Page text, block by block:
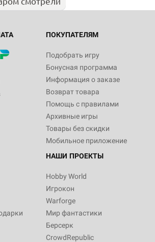
ПОКУПАТЕЛЯМ
Подобрать игру
Бонусная программа
Информация о заказе
Возврат товара
Помощь с правилами
Архивные игры
Товары без скидки
Мобильное приложение
НАШИ ПРОЕКТЫ
Hobby World
Игрокон
Warforge
Мир фантастики
Берсерк
CrowdRepublic